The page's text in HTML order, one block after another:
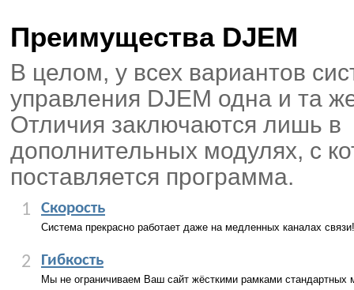
Преимущества DJEM
В целом, у всех вариантов
управления DJEM одна и та
Отличия заключаются лишь в
дополнительных модулях, с
поставляется программа.
1 Скорость
Система прекрасно работает даже на медленных каналах связи!
2 Гибкость
Мы не ограничиваем Ваш сайт жёсткими рамками стандартных